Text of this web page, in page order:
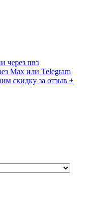
через пвз
Max или Telegram
скидку за отзыв +